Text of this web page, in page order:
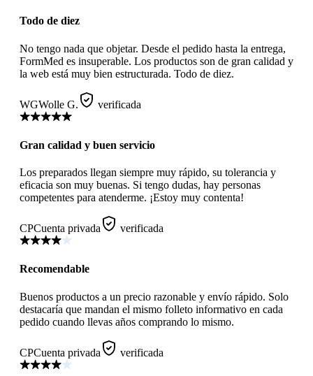
Todo de diez
No tengo nada que objetar. Desde el pedido hasta la entrega,
FormMed es insuperable. Los productos son de gran calidad y
la web está muy bien estructurada. Todo de diez.
WGWolle G. verificada
Gran calidad y buen servicio
Los preparados llegan siempre muy rápido, su tolerancia y
eficacia son muy buenas. Si tengo dudas, hay personas
competentes para atenderme. ¡Estoy muy contenta!
CPCuenta privada verificada
Recomendable
Buenos productos a un precio razonable y envío rápido. Solo
destacaría que mandan el mismo folleto informativo en cada
pedido cuando llevas años comprando lo mismo.
CPCuenta privada verificada